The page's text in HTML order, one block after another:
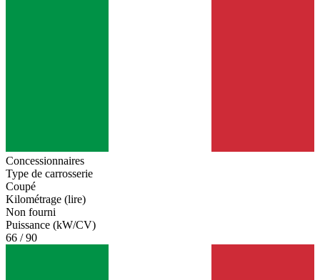
Concessionnaires
Type de carrosserie
Coupé
Kilométrage (lire)
Non fourni
Puissance (kW/CV)
66 / 90